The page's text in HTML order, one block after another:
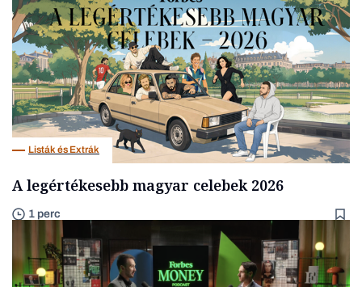
Listák és Extrák
A legértékesebb magyar celebek 2026
1 perc